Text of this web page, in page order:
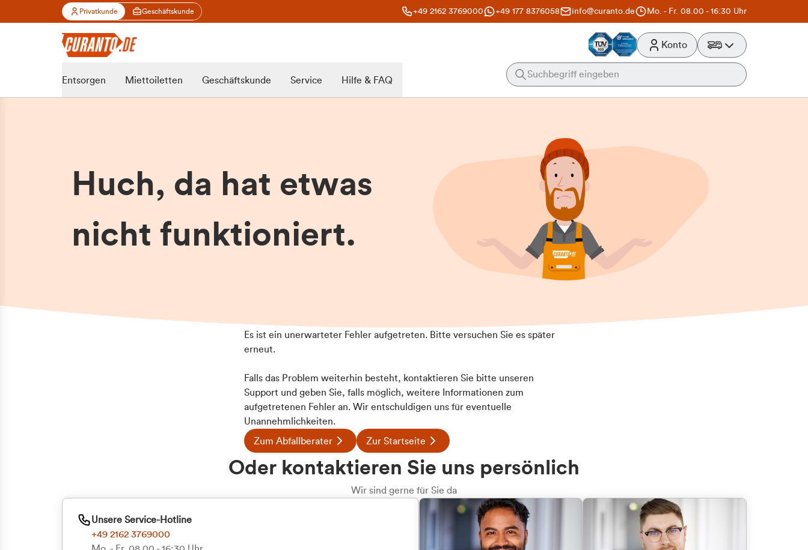
Privatkunde Geschäftskunde +49 2162 3769000 +49 177 8376058 info@curanto.de Mo. - Fr. 08.00 - 16:30 Uhr
Zu welcher
Kundengruppe
Konto
Entsorgen Miettoiletten Geschäftskunde Service Hilfe & FAQ
Huch, da hat etwas
nicht funktioniert.
Es ist ein unerwarteter Fehler aufgetreten. Bitte versuchen Sie es später
erneut.
Falls das Problem weiterhin besteht, kontaktieren Sie bitte unseren
Support und geben Sie, falls möglich, weitere Informationen zum
aufgetretenen Fehler an. Wir entschuldigen uns für eventuelle
Unannehmlichkeiten.
Zum Abfallberater Zur Startseite
Oder kontaktieren Sie uns persönlich
Wir sind gerne für Sie da
Unsere Service-Hotline
+49 2162 3769000